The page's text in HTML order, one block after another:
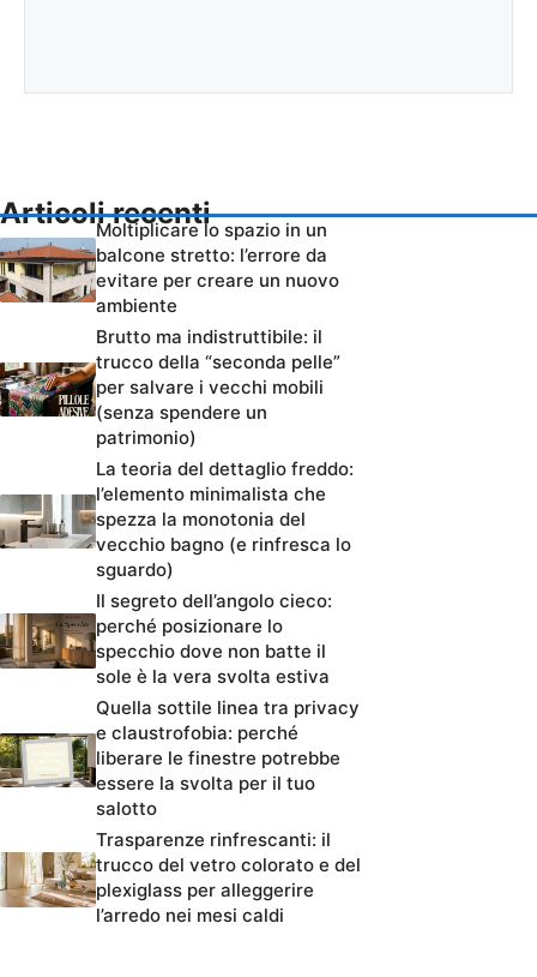
Articoli recenti
Moltiplicare lo spazio in un
balcone stretto: l’errore da
evitare per creare un nuovo
ambiente
Brutto ma indistruttibile: il
trucco della “seconda pelle”
per salvare i vecchi mobili
(senza spendere un
patrimonio)
La teoria del dettaglio freddo:
l’elemento minimalista che
spezza la monotonia del
vecchio bagno (e rinfresca lo
sguardo)
Il segreto dell’angolo cieco:
perché posizionare lo
specchio dove non batte il
sole è la vera svolta estiva
Quella sottile linea tra privacy
e claustrofobia: perché
liberare le finestre potrebbe
essere la svolta per il tuo
salotto
Trasparenze rinfrescanti: il
trucco del vetro colorato e del
plexiglass per alleggerire
l’arredo nei mesi caldi